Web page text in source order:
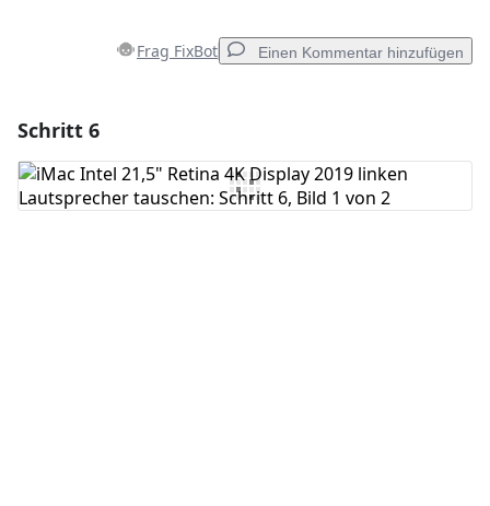
Frag FixBot Einen Kommentar hinzufügen
Kommentar hinzufügen
Schritt 6